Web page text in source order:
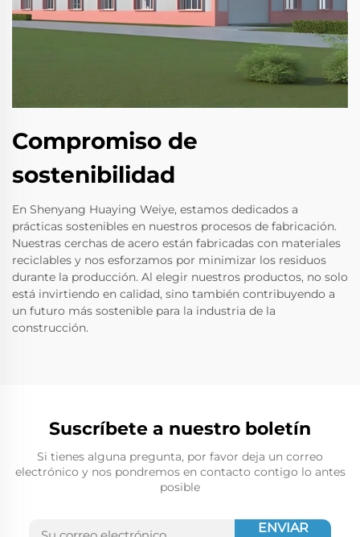
Compromiso de
sostenibilidad
En Shenyang Huaying Weiye, estamos dedicados a
prácticas sostenibles en nuestros procesos de fabricación.
Nuestras cerchas de acero están fabricadas con materiales
reciclables y nos esforzamos por minimizar los residuos
durante la producción. Al elegir nuestros productos, no solo
está invirtiendo en calidad, sino también contribuyendo a
un futuro más sostenible para la industria de la
construcción.
Suscríbete a nuestro boletín
Si tienes alguna pregunta, por favor deja un correo
electrónico y nos pondremos en contacto contigo lo antes
posible
ENVIAR